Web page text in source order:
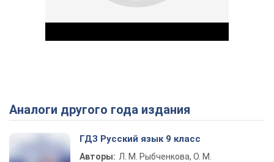
Play Video
Аналоги другого года издания
ГДЗ Русский язык 9 класс
Авторы: Л. М. Рыбченкова, О. М.